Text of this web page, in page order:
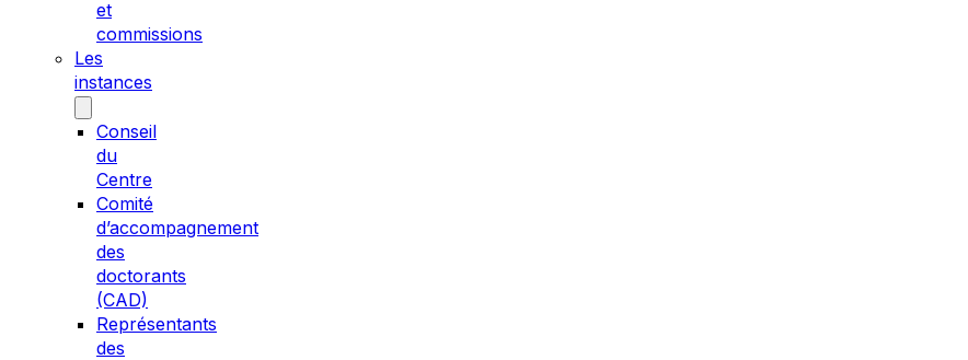
et
commissions
Les
instances
Conseil
du
Centre
Comité
d’accompagnement
des
doctorants
(CAD)
Représentants
des